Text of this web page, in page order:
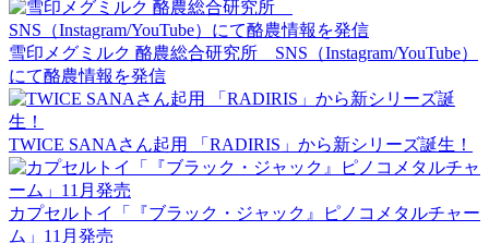
雪印メグミルク 酪農総合研究所 SNS（Instagram/YouTube）
にて酪農情報を発信
TWICE SANAさん起用 「RADIRIS」から新シリーズ誕生！
カプセルトイ「『ブラック・ジャック』ピノコメタルチャー
ム」11月発売